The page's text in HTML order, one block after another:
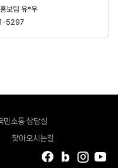
보팀 유*우
5297
민소통 상담실
찾아오시는길